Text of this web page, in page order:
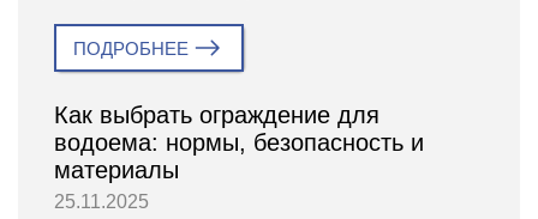
ПОДРОБНЕЕ
Как выбрать ограждение для
водоема: нормы, безопасность и
материалы
25.11.2025